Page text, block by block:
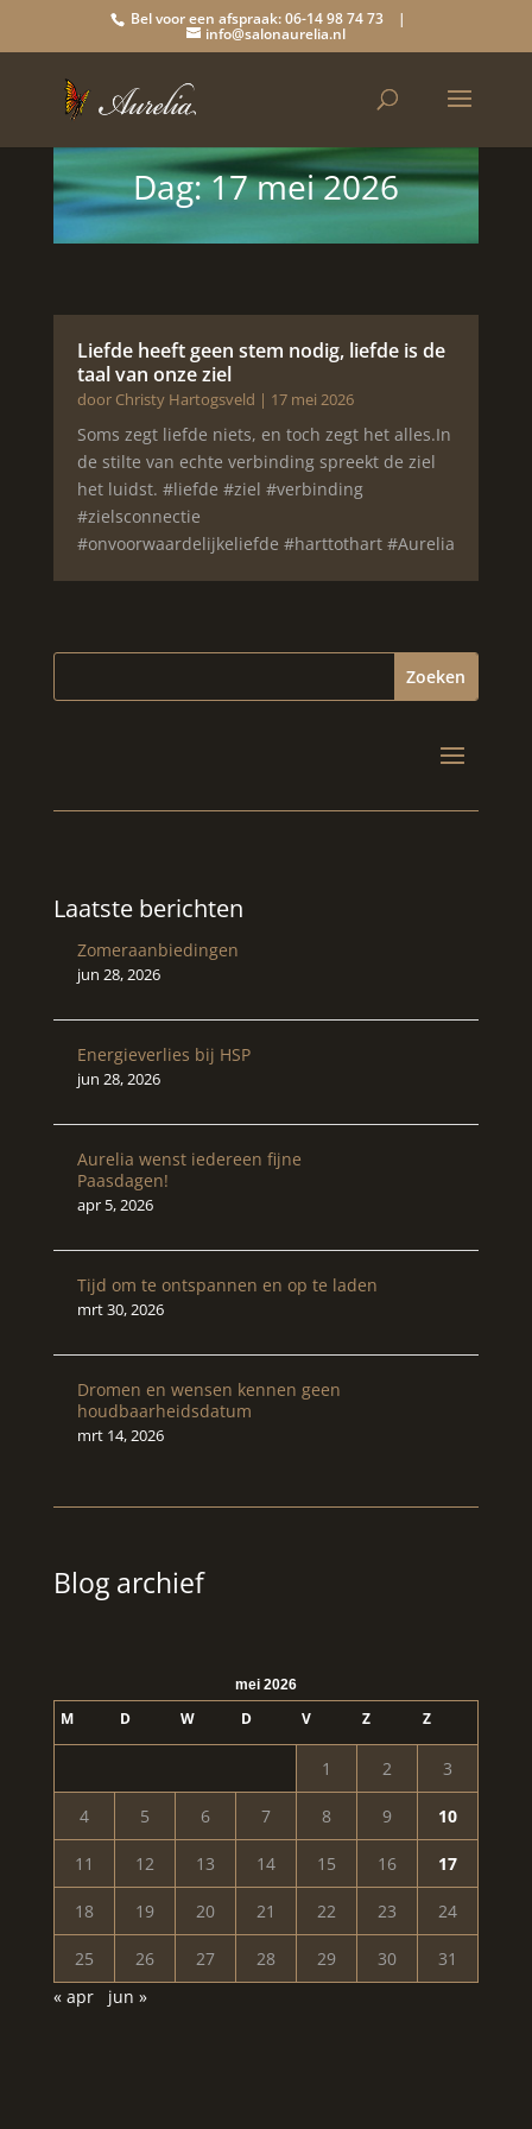
Bel voor een afspraak: 06-14 98 74 73 |
info@salonaurelia.nl
Dag:17 mei 2026
Liefde heeft geen stem nodig, liefde is de
taal van onze ziel
door Christy Hartogsveld | 17 mei 2026
Soms zegt liefde niets, en toch zegt het alles.In
de stilte van echte verbinding spreekt de ziel
het luidst. #liefde #ziel #verbinding
#zielsconnectie
#onvoorwaardelijkeliefde #harttothart #Aurelia
Laatste berichten
Zomeraanbiedingen
jun 28, 2026
Energieverlies bij HSP
jun 28, 2026
Aurelia wenst iedereen fijne
Paasdagen!
apr 5, 2026
Tijd om te ontspannen en op te laden
mrt 30, 2026
Dromen en wensen kennen geen
houdbaarheidsdatum
mrt 14, 2026
Blog archief
mei 2026
M D W D V Z Z
1 2 3
4 5 6 7 8 9 10
11 12 13 14 15 16 17
18 19 20 21 22 23 24
25 26 27 28 29 30
31
« apr
jun »